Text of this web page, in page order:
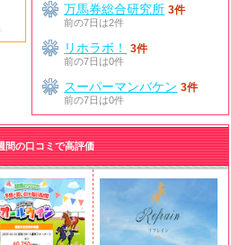
万馬券総合研究所 3件
前の7日は2件
リホラボ！
3件
前の7日は0件
スーパーマンバケン 3件
前の7日は0件
間の口コミで高評価